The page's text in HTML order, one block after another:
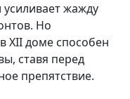
жажду
Но
XII доме способен
ставя перед
препятствие.